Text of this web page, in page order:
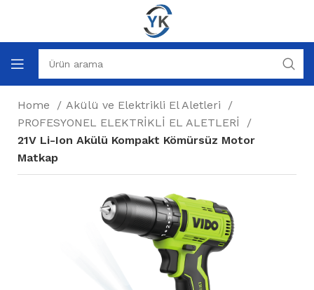
Home
Akülü ve Elektrikli El Aletleri
PROFESYONEL ELEKTRİKLİ EL ALETLERİ
21V Li-Ion Akülü Kompakt Kömürsüz Motor
Matkap